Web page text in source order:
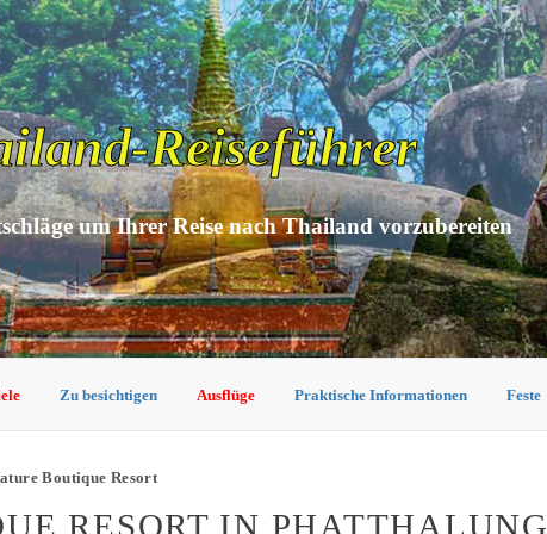
Reiseführer
um Ihrer Reise nach Thailand vorzubereiten
Zu besichtigen Ausflüge Praktische Informationen Feste
Boutique Resort
RESORT IN PHATTHALUNG